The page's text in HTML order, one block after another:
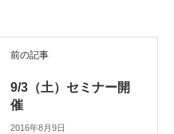
前の記事
9/3（土）セミナー開
催
2016年8月9日